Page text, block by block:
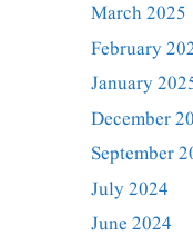
March 2025
February
January
December
September
July 2024
June 2024